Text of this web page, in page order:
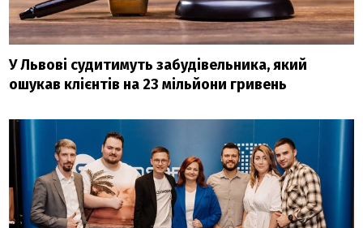
У Львові судитимуть забудівельника, який
ошукав клієнтів на 23 мільйони гривень